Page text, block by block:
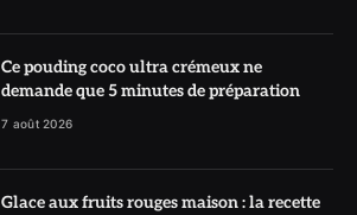
Ce pouding coco ultra crémeux ne
demande que 5 minutes de préparation
7 août 2026
Glace aux fruits rouges maison : la recette